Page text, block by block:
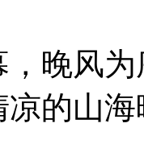
风为
的山